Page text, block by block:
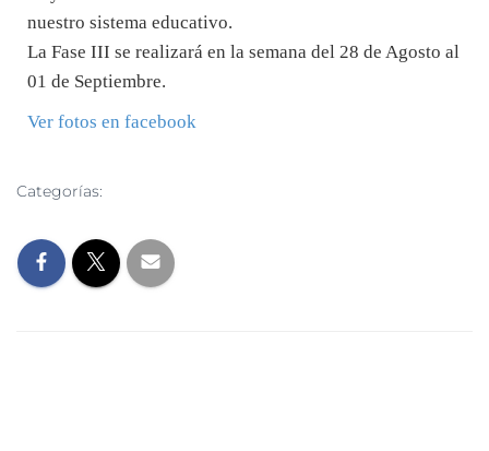
nuestro sistema educativo.
La Fase III se realizará en la semana del 28 de Agosto al
01 de Septiembre.
Ver fotos en facebook
Categorías: